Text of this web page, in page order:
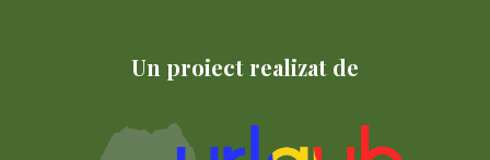
Un proiect realizat de